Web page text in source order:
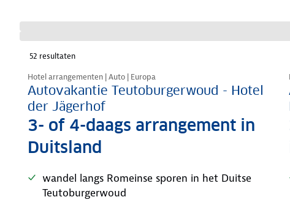
52 resultaten
Nazomer korting
Hotel arrangementen | Auto | Europa
Autovakantie Teutoburgerwoud - Hotel
der Jägerhof
3- of 4-daags arrangement in
Duitsland
wandel langs Romeinse sporen in het Duitse
Teutoburgerwoud